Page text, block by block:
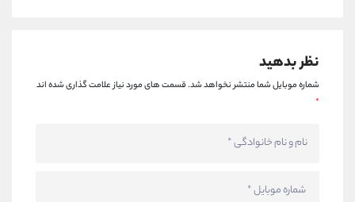
نظر بدهید
شماره موبایل شما منتشر نخواهد شد.قسمت های مورد نیاز علامت گذاری شده اند
*